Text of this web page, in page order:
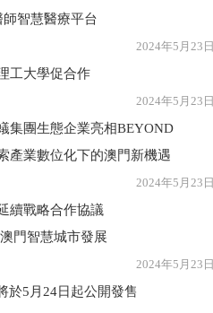
師智慧醫療平台
5月23日
工大學促合作
5月23日
集團生態企業亮相BEYOND
產業數位化下的澳門新機遇
5月23日
續戰略合作協議
門智慧城市發展
5月23日
於5月24日起公開發售